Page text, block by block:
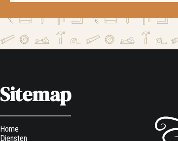
Sitemap
Home
Diensten